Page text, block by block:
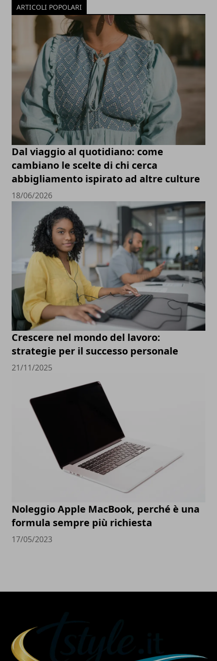
ARTICOLI POPOLARI
Dal viaggio al quotidiano: come
cambiano le scelte di chi cerca
abbigliamento ispirato ad altre culture
18/06/2026
Crescere nel mondo del lavoro:
strategie per il successo personale
21/11/2025
Noleggio Apple MacBook, perché è una
formula sempre più richiesta
17/05/2023